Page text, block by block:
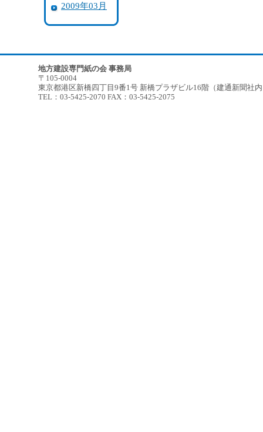
2009年03月
地方建設専門紙の会 事務局
〒105-0004
東京都港区新橋四丁目9番1号 新橋プラザビル16階（建通新聞社
TEL：03-5425-2070 FAX：03-5425-2075